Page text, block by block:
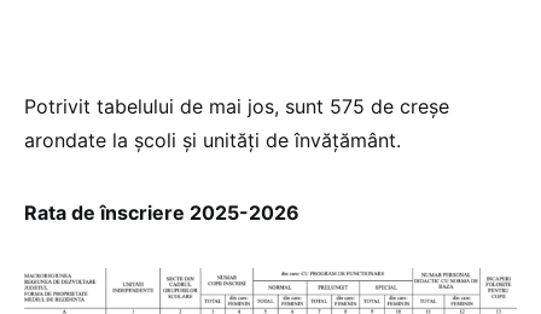
Potrivit tabelului de mai jos, sunt 575 de creșe
arondate la școli și unități de învățământ.
Rata de înscriere 2025-2026